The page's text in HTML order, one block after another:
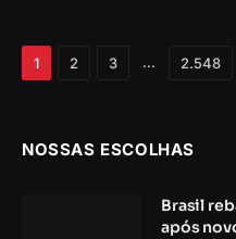
1 2 3 … 2.548
NOSSAS ESCOLHAS
Brasil
após